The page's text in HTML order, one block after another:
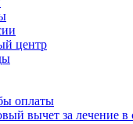
центр
оплаты
вычет за лечение в